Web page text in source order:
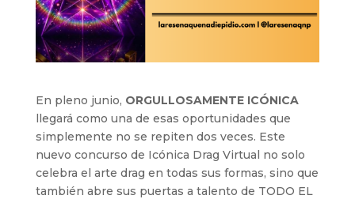
En pleno junio, ORGULLOSAMENTE ICÓNICA
llegará como una de esas oportunidades que
simplemente no se repiten dos veces. Este
nuevo concurso de Icónica Drag Virtual no solo
celebra el arte drag en todas sus formas, sino que
también abre sus puertas a talento de TODO EL